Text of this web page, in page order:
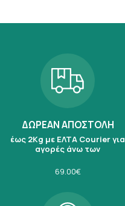
ΔΩΡΕΑΝ ΑΠΟΣΤΟΛΗ
έως 2Kg με ΕΛΤΑ Courier για
αγορές άνω των
69.00€